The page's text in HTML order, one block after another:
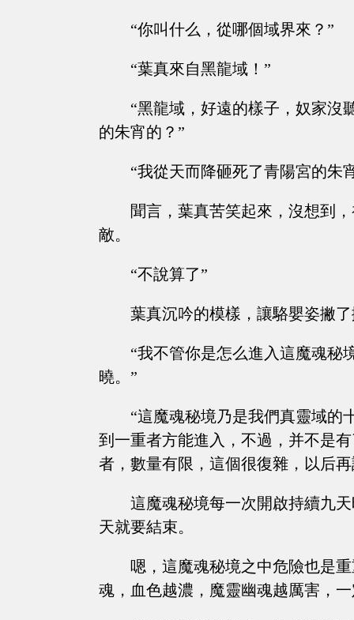
“你叫什么，從哪個域界來？”
“葉真來自黑龍域！”
“黑龍域，好遠的樣子，奴家沒
的朱宵的？”
“我從天而降砸死了青陽宮的朱
聞言，葉真苦笑起來，沒想到
敵。
“不說算了”
葉真沉吟的模樣，讓駱嬰姿撇
“我不管你是怎么進入這魔魂秘
曉。”
“這魔魂秘境乃是我們真靈域的
到一重者方能進入，不過，并不是
者，數量有限，這個很復雜，以后
這魔魂秘境每一次開啟持續九
天就要結束。
嗯，這魔魂秘境之中危險也是
魂，血色越濃，魔靈幽魂越厲害，